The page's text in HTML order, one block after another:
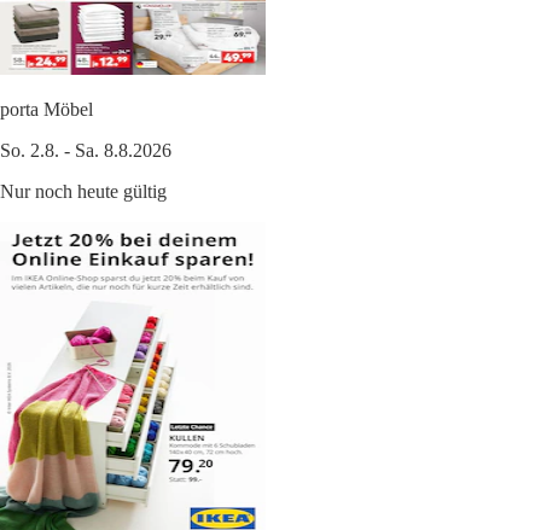
porta Möbel
So. 2.8. - Sa. 8.8.2026
Nur noch heute gültig